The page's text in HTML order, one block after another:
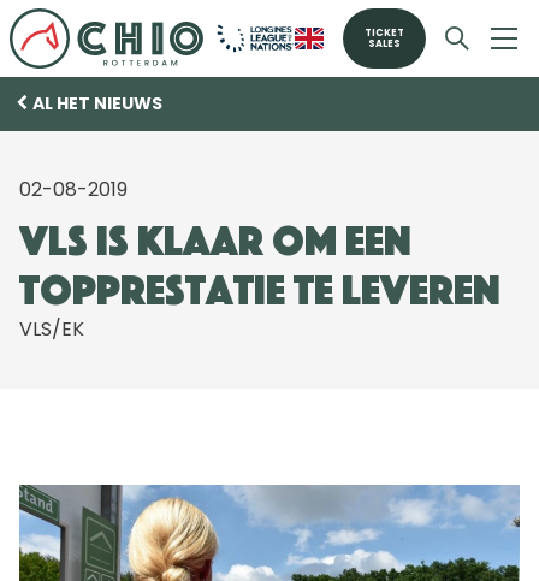
TICKET
SALES
AL HET NIEUWS
02-08-2019
VLS is klaar om een
topprestatie te leveren
VLS/EK